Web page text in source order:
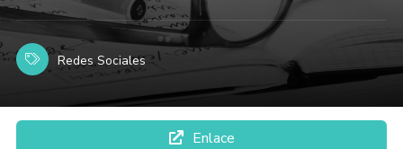
Redes Sociales
Enlace